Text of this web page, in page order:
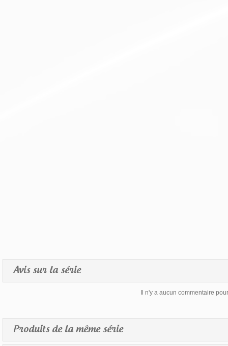
Avis sur la série
Il n'y a aucun commentaire
Produits de la même série